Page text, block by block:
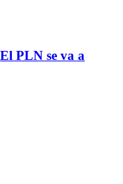
PLN se va a